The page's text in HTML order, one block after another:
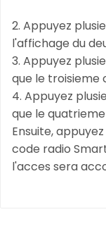
2. Appuyez
l'affichage du
3. Appuyez
que le
4. Appuyez
que le
Ensuite,
code radio
l'acces sera